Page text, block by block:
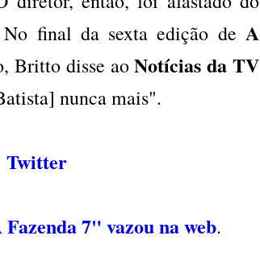
final da sexta edição de A
Britto disse aoNotícias da TV
nunca mais".
Twitter
7" vazou na web.